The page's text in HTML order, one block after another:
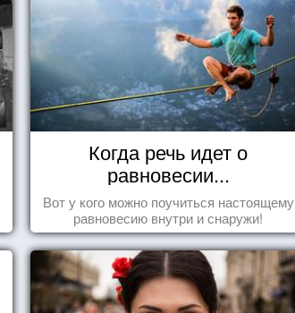
Когда речь идет о
равновесии...
Вот у кого можно поучиться настоящему
равновесию внутри и снаружи!